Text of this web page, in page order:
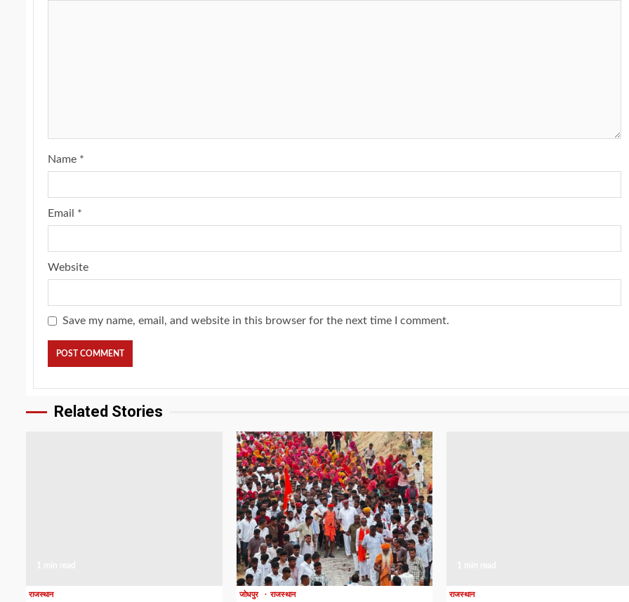
Name *
Email *
Website
Save my name, email, and website in this browser for the next time I comment.
Related Stories
राजस्थान
1 min read
जोधपुर राजस्थान राजस्थान